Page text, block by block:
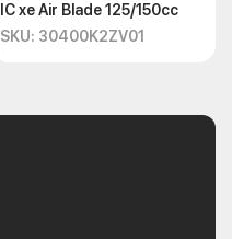
IC xe Air Blade 125/150cc
SKU: 30400K2ZV01